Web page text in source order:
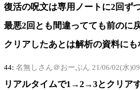
復活の呪文は専用ノートに2回ず
最悪2回とも間違ってても前のに
クリアしたあとは解析の資料にも
44: 名無しさん＠おーぷん 21/06/02(水
リアルタイムで1→2→3とクリア